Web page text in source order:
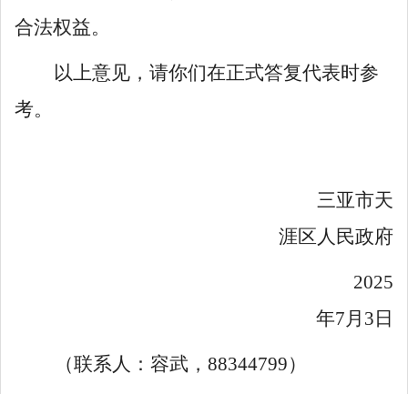
合法权益。
以上意见，请你们在正式答复代表时参
考。
三亚市天
涯区人民政府
2025
年7 月 3 日
（联系人：容武， 88344799）